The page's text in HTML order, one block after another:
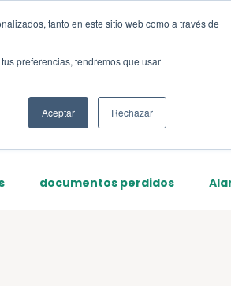
tanto en este sitio web como a través de
preferencias, tendremos que usar
Aceptar Rechazar
documentos perdidos